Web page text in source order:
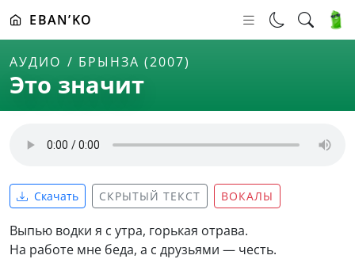
EBAN’KO
АУДИО БРЫНЗА (2007)
Это значит
Скачать СКРЫТЫЙ ТЕКСТ ВОКАЛЫ
Выпью водки я с утра, горькая отрава.
На работе мне беда, а с друзьями — честь.